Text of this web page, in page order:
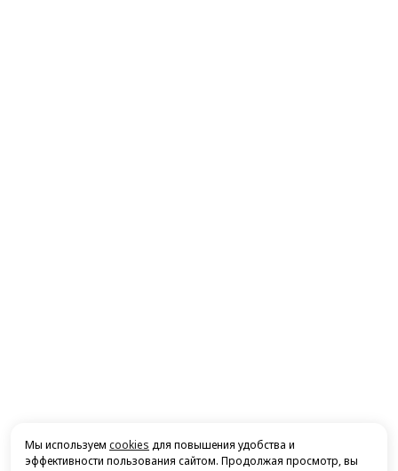
Мы используем cookies для повышения удобства и
эффективности пользования сайтом. Продолжая просмотр, вы